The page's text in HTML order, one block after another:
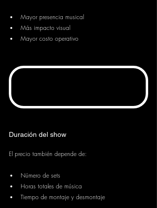
Mayor presencia musical
Más impacto visual
Mayor costo operativo
Duración del show
El precio también depende de:
Número de sets
Horas totales de música
Tiempo de montaje y desmontaje